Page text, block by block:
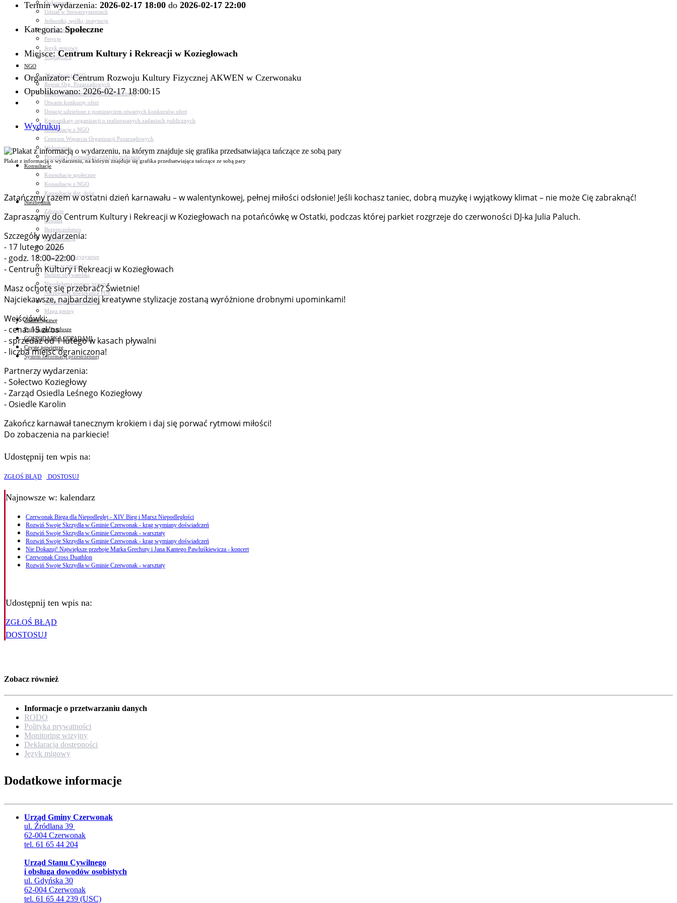
Dokumenty
Udział w Stowarzyszeniach
Jednostki, spółki, instytucje
Zasłużeni dla gminy
Petycje
Język migowy
Współpraca
NGO
Aktualności NGO
Rejestr Org. Pozarządowych
Rada Działalności Pożytku Publicznego
Otwarte konkursy ofert
Dotacje udzielone z pominięciem otwartych konkursów ofert
Komunikaty organizacji o realizowanych zadaniach publicznych
Konsultacje z NGO
Centrum Wsparcia Organizacji Pozarządowych
Wolontariat
Procedury, formularze, pliki do pobrania
Konsultacje
Konsultacje społeczne
Konsultacje z NGO
Konsultacje dot. dróg
Niezbędnik
Zdrowie
Oświata
Bezpieczeństwo
Komunikacja
Parafie
Zarządzanie kryzysowe
C.ześć w gminie!
Budżet obywatelski
Nieodpłatna pomoc prawna
Niezbędnik mieszkańca PDF
Aplikacja mMieszkaniec
Mapa gminy
Załatw sprawę
Pozyskane fundusze
GOSPODARKA ODPADAMI
Czyste powietrze
System Informacji przestrzennej
Termin wydarzenia: 2026-02-17 18:00 do 2026-02-17 22:00
Kategoria:Społeczne
Miejsce:Centrum Kultury i Rekreacji w Koziegłowach
Organizator: Centrum Rozwoju Kultury Fizycznej AKWEN w Czerwonaku
Opublikowano: 2026-02-17 18:00:15
Wydrukuj
Plakat z informacją o wydarzeniu, na którym znajduje się grafika przedsatwiająca tańczące ze sobą pary
Zatańczmy razem w ostatni dzień karnawału – w walentynkowej, pełnej miłości odsłonie! Jeśli kochasz taniec, dobrą muzykę i wyjątkowy klimat – nie może Cię zabraknąć!
Zapraszamy do Centrum Kultury i Rekreacji w Koziegłowach na potańcówkę w Ostatki, podczas której parkiet rozgrzeje do czerwoności DJ-ka Julia Paluch.
Szczegóły wydarzenia:
- 17 lutego 2026
- godz. 18:00–22:00
- Centrum Kultury i Rekreacji w Koziegłowach
Masz ochotę się przebrać? Świetnie!
Najciekawsze, najbardziej kreatywne stylizacje zostaną wyróżnione drobnymi upominkami!
Wejściówki:
- cena: 15 zł/os
- sprzedaż od 1 lutego w kasach pływalni
- liczba miejsc ograniczona!
Partnerzy wydarzenia:
- Sołectwo Koziegłowy
- Zarząd Osiedla Leśnego Koziegłowy
- Osiedle Karolin
Zakończ karnawał tanecznym krokiem i daj się porwać rytmowi miłości!
Do zobaczenia na parkiecie!
Udostępnij ten wpis na:
ZGŁOŚ BŁĄD DOSTOSUJ
Najnowsze w: kalendarz
Czerwonak Biega dla Niepodległej - XIV Bieg i Marsz Niepodległości
Rozwiń Swoje Skrzydła w Gminie Czerwonak - krąg wymiany doświadczeń
Rozwiń Swoje Skrzydła w Gminie Czerwonak - warsztaty
Rozwiń Swoje Skrzydła w Gminie Czerwonak - krąg wymiany doświadczeń
Nie Dokazuj! Największe przeboje Marka Grechuty i Jana Kantego Pawluśkiewicza - koncert
Czerwonak Cross Duathlon
Rozwiń Swoje Skrzydła w Gminie Czerwonak - warsztaty
Udostępnij ten wpis na:
ZGŁOŚ BŁĄD
DOSTOSUJ
Zobacz również
Informacje o przetwarzaniu danych
RODO
Polityka prywatności
Monitoring wizyjny
Deklaracja dostępności
Język migowy
Dodatkowe informacje
Urząd Gminy Czerwonak
ul. Źródlana 39
62-004 Czerwonak
tel. 61 65 44 204
Urząd Stanu Cywilnego
i obsługa dowodów osobistych
ul. Gdyńska 30
62-004 Czerwonak
tel. 61 65 44 239 (USC)